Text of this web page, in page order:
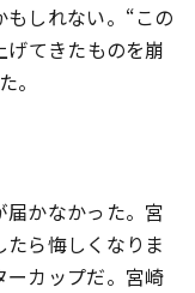
しれない。“この
てきたものを崩
。
かなかった。宮
ら悔しくなりま
ーカップだ。宮崎